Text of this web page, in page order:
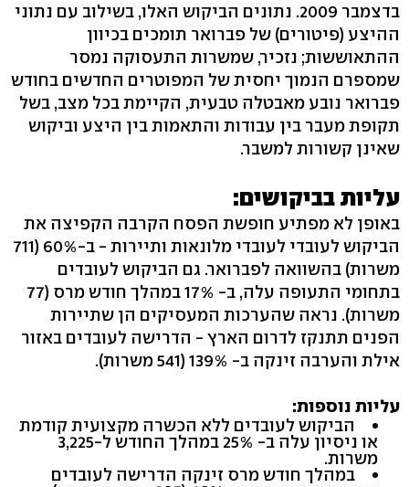
בדצמבר 2009. נתונים הביקוש האלו, בשילוב עם נתוני
ההיצע (פיטורים) של פברואר תומכים בכיוון
ההתאוששות; נזכיר, שמשרות התעסוקה נמסר
שמספרם הנמוך יחסית של המפוטרים החדשים בחודש
פברואר נובע מאבטלה טבעית, הקיימת בכל מצב, בשל
תקופת מעבר בין עבודות והתאמות בין היצע וביקוש
שאינן קשורות למשבר.
עליות בביקושים:
באופן לא מפתיע חופשת הפסח הקרבה הקפיצה את
הביקוש לעובדי לעובדי מלונאות ותיירות - ב-60% (711
משרות) בהשוואה לפברואר. גם הביקוש לעובדים
בתחומי התעופה עלה, ב- 17% במהלך חודש מרס (77
משרות). נראה שהערכות המעסיקים הן שתיירות
הפנים תתנקז לדרום הארץ - הדרישה לעובדים באזור
אילת והערבה זינקה ב- 139% (541 משרות).
עליות נוספות:
הביקוש לעובדים ללא הכשרה מקצועית קודמת
או ניסיון עלה ב- 25% במהלך החודש ל-3,225
משרות.
במהלך חודש מרס זינקה הדרישה לעובדים